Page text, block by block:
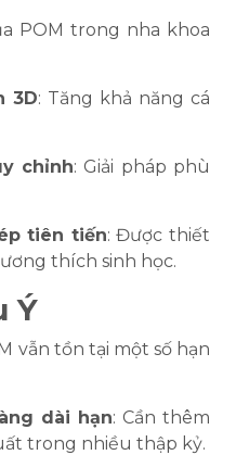
POM trong nha khoa
3D: Tăng khả năng cá
chỉnh: Giải pháp phù
tiên tiến: Được thiết
thích sinh học.
Ý
vẫn tồn tại một số hạn
dài hạn: Cần thêm
trong nhiều thập kỷ.